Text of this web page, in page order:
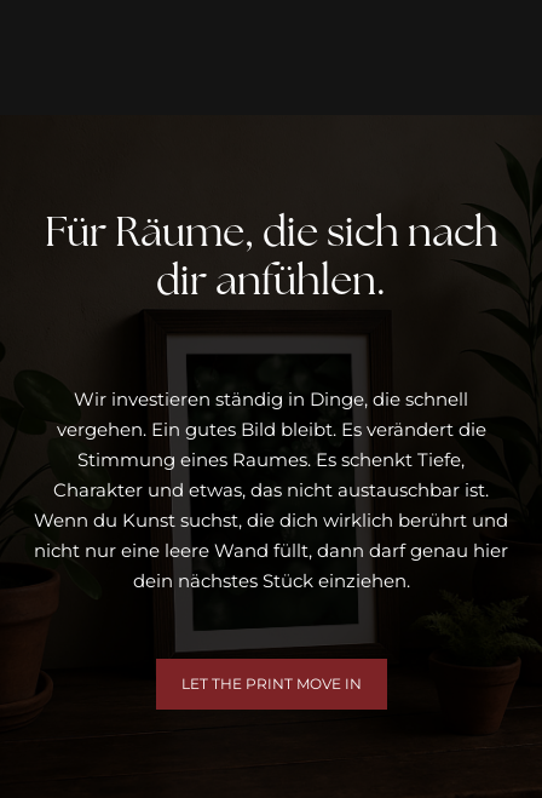
Für Räume, die sich nach
dir anfühlen.
Wir investieren ständig in Dinge, die schnell
vergehen. Ein gutes Bild bleibt. Es verändert die
Stimmung eines Raumes. Es schenkt Tiefe,
Charakter und etwas, das nicht austauschbar ist.
Wenn du Kunst suchst, die dich wirklich berührt und
nicht nur eine leere Wand füllt, dann darf genau hier
dein nächstes Stück einziehen.
LET THE PRINT MOVE IN